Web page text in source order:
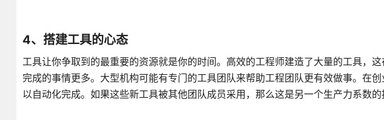
4、搭建工具的心态
工具让你争取到的最重要的资源就是你的时间。高效的工程师建造了大量的工具，
完成的事情更多。大型机构可能有专门的工具团队来帮助工程团队更有效做事。在
以自动化完成。如果这些新工具被其他团队成员采用，那么这是另一个生产力系数的